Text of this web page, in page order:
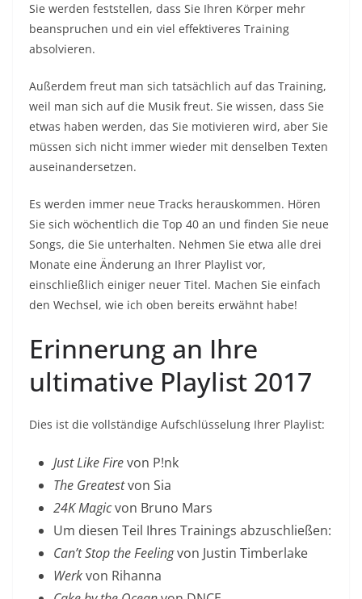
Sie werden feststellen, dass Sie Ihren Körper mehr
beanspruchen und ein viel effektiveres Training
absolvieren.
Außerdem freut man sich tatsächlich auf das Training,
weil man sich auf die Musik freut. Sie wissen, dass Sie
etwas haben werden, das Sie motivieren wird, aber Sie
müssen sich nicht immer wieder mit denselben Texten
auseinandersetzen.
Es werden immer neue Tracks herauskommen. Hören
Sie sich wöchentlich die Top 40 an und finden Sie neue
Songs, die Sie unterhalten. Nehmen Sie etwa alle drei
Monate eine Änderung an Ihrer Playlist vor,
einschließlich einiger neuer Titel. Machen Sie einfach
den Wechsel, wie ich oben bereits erwähnt habe!
Erinnerung an Ihre
ultimative Playlist 2017
Dies ist die vollständige Aufschlüsselung Ihrer Playlist:
Just Like Firevon P!nk
The Greatestvon Sia
24K Magicvon Bruno Mars
Um diesen Teil Ihres Trainings abzuschließen:
Can’t Stop the Feelingvon Justin Timberlake
Werkvon Rihanna